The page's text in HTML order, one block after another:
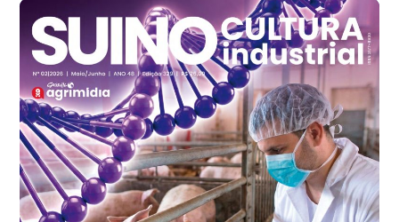
Frango - Indicador
SP
R$ 7,13
kg
Frango - Indicador
SP
R$ 7,15
kg
Trigo Atacado - Regional
PR